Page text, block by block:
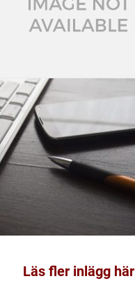
Läs fler inlägg här